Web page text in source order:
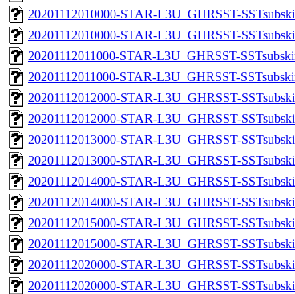
20201112010000-STAR-L3U_GHRSST-
20201112010000-STAR-L3U_GHRSST-
20201112011000-STAR-L3U_GHRSST-
20201112011000-STAR-L3U_GHRSST-
20201112012000-STAR-L3U_GHRSST-
20201112012000-STAR-L3U_GHRSST-
20201112013000-STAR-L3U_GHRSST-
20201112013000-STAR-L3U_GHRSST-
20201112014000-STAR-L3U_GHRSST-
20201112014000-STAR-L3U_GHRSST-
20201112015000-STAR-L3U_GHRSST-
20201112015000-STAR-L3U_GHRSST-
20201112020000-STAR-L3U_GHRSST-
20201112020000-STAR-L3U_GHRSST-